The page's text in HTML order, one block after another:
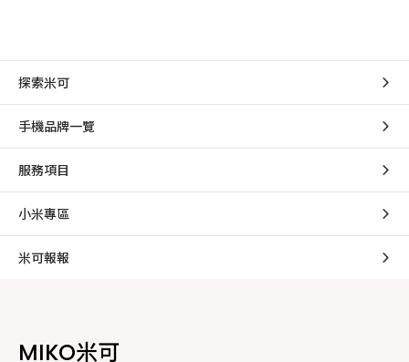
探索米可
手機品牌一覽
服務項目
小米專區
米可報報
MIKO米可